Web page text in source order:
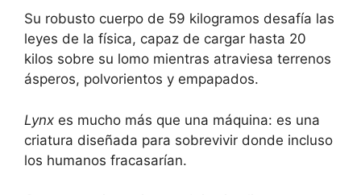
Su robusto cuerpo de 59 kilogramos desafía las
leyes de la física, capaz de cargar hasta 20
kilos sobre su lomo mientras atraviesa terrenos
ásperos, polvorientos y empapados.
Lynx es mucho más que una máquina: es una
criatura diseñada para sobrevivir donde incluso
los humanos fracasarían.